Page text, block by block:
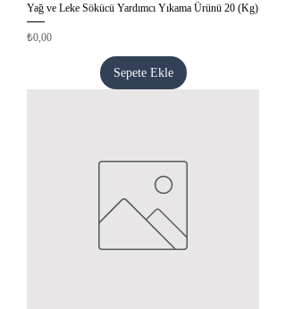
Yağ ve Leke Sökücü Yardımcı Yıkama Ürünü 20 (Kg)
Fiyat
₺0,00
Sepete Ekle